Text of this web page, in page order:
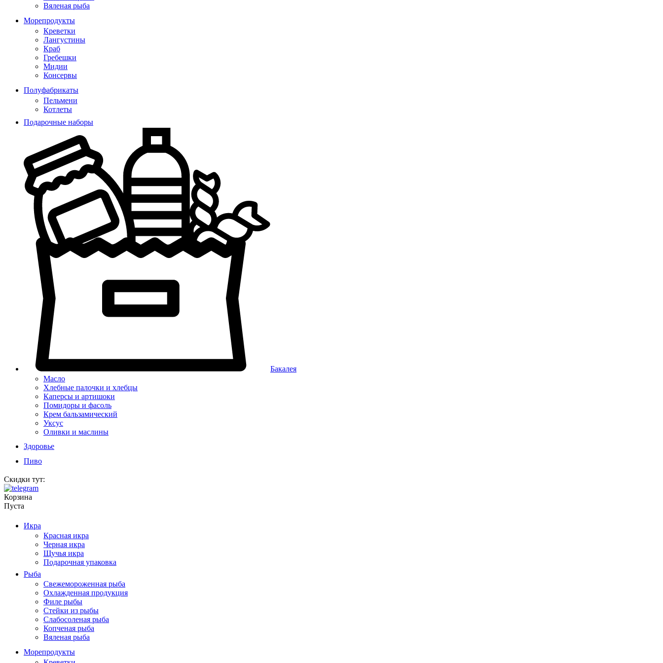
Вяленая рыба
Морепродукты
Креветки
Лангустины
Краб
Гребешки
Мидии
Консервы
Полуфабрикаты
Пельмени
Котлеты
Подарочные наборы
Бакалея
Масло
Хлебные палочки и хлебцы
Каперсы и артишоки
Помидоры и фасоль
Крем бальзамический
Уксус
Оливки и маслины
Здоровье
Пиво
Скидки тут:
Корзина
Пуста
Икра
Красная икра
Черная икра
Щучья икра
Подарочная упаковка
Рыба
Свежемороженная рыба
Охлажденная продукция
Филе рыбы
Стейки из рыбы
Слабосоленая рыба
Копченая рыба
Вяленая рыба
Морепродукты